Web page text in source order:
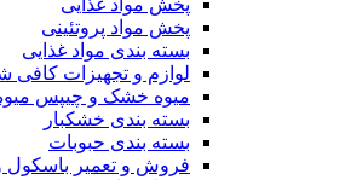
پخش مواد غذایی
پخش مواد پروتئینی
بسته بندی مواد غذایی
لوازم و تجهیزات کافی
میوه خشک و چیپس
بسته بندی خشکبار
بسته بندی حبوبات
فروش و تعمیر باسکول